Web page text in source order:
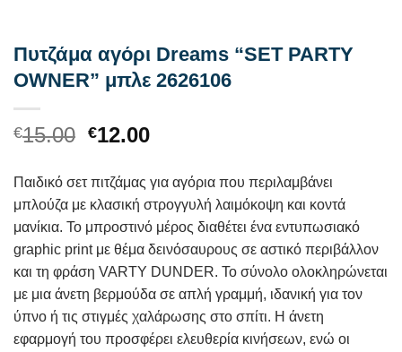
Πυτζάμα αγόρι Dreams “SET PARTY
OWNER” μπλε 2626106
€15.00 Original
was:
€15.00.
€12.00Η
τιμή
είναι:
€12.00.
Παιδικό σετ πιτζάμας για αγόρια που περιλαμβάνει
μπλούζα με κλασική στρογγυλή λαιμόκοψη και κοντά
μανίκια. Το μπροστινό μέρος διαθέτει ένα εντυπωσιακό
graphic print με θέμα δεινόσαυρους σε αστικό περιβάλλον
και τη φράση VARTY DUNDER. Το σύνολο ολοκληρώνεται
με μια άνετη βερμούδα σε απλή γραμμή, ιδανική για τον
ύπνο ή τις στιγμές χαλάρωσης στο σπίτι. Η άνετη
εφαρμογή του προσφέρει ελευθερία κινήσεων, ενώ οι